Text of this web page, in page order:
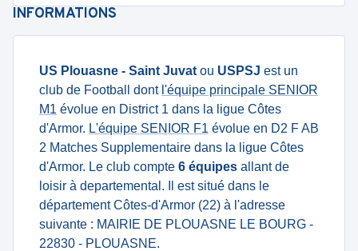
INFORMATIONS
US Plouasne - Saint Juvat ou USPSJ est un
club de Football dont l'équipe principale SENIOR
M1 évolue en District 1 dans la ligue Côtes
d'Armor. L'équipe SENIOR F1 évolue en D2 F AB
2 Matches Supplementaire dans la ligue Côtes
d'Armor. Le club compte 6 équipes allant de
loisir à departemental. Il est situé dans le
département Côtes-d'Armor (22) à l'adresse
suivante : MAIRIE DE PLOUASNE LE BOURG -
22830 - PLOUASNE.